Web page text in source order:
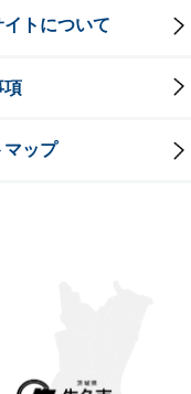
イトについて
項
マップ